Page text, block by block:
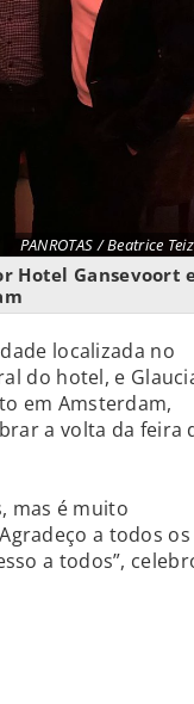
PANROTAS / Beatrice
Hotel Gansevoort
localizada no
do hotel, e
em Amsterdam,
a volta da feira
mas é muito
a todos os
a todos”,